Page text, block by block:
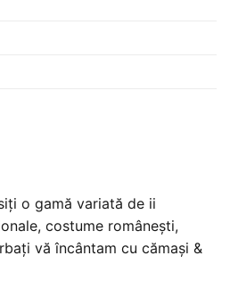
o gamă variată de ii
costume românești,
vă încântam cu cămași &